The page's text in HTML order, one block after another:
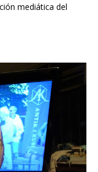
mediática del